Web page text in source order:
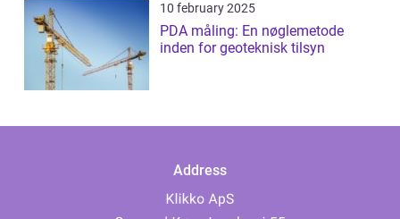
10 february 2025
PDA måling: En nøglemetode
inden for geoteknisk tilsyn
Address